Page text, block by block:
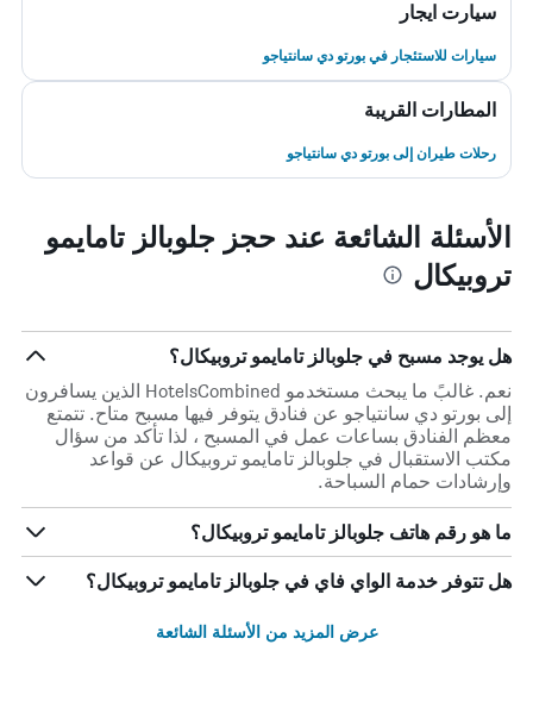
سيارت ايجار
سيارات للاستئجار في بورتو دي سانتياجو
المطارات القريبة
رحلات طيران إلى بورتو دي سانتياجو
الأسئلة الشائعة عند حجز جلوبالز تامايمو
تروبيكال
هل يوجد مسبح في جلوبالز تامايمو تروبيكال؟
نعم. غالبً ما يبحث مستخدمو HotelsCombined الذين يسافرون
إلى بورتو دي سانتياجو عن فنادق يتوفر فيها مسبح متاح. تتمتع
معظم الفنادق بساعات عمل في المسبح ، لذا تأكد من سؤال
مكتب الاستقبال في جلوبالز تامايمو تروبيكال عن قواعد
وإرشادات حمام السباحة.
ما هو رقم هاتف جلوبالز تامايمو تروبيكال؟
هل تتوفر خدمة الواي فاي في جلوبالز تامايمو تروبيكال؟
عرض المزيد من الأسئلة الشائعة